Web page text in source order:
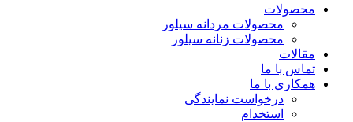
محصولات
محصولات مردانه سیلور
محصولات زنانه سیلور
مقالات
تماس با ما
همکاری با ما
درخواست نمایندگی
استخدام